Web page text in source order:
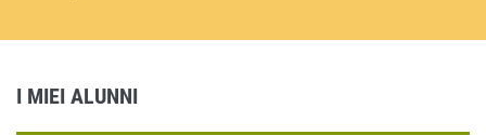
I MIEI ALUNNI